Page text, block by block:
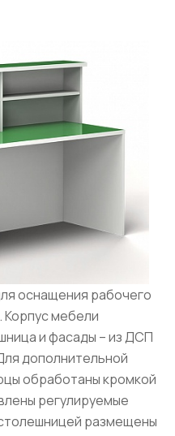
оснащения рабочего
мебели
и фасады – из ДСП
дополнительной
обработаны кромкой
регулируемые
размещены